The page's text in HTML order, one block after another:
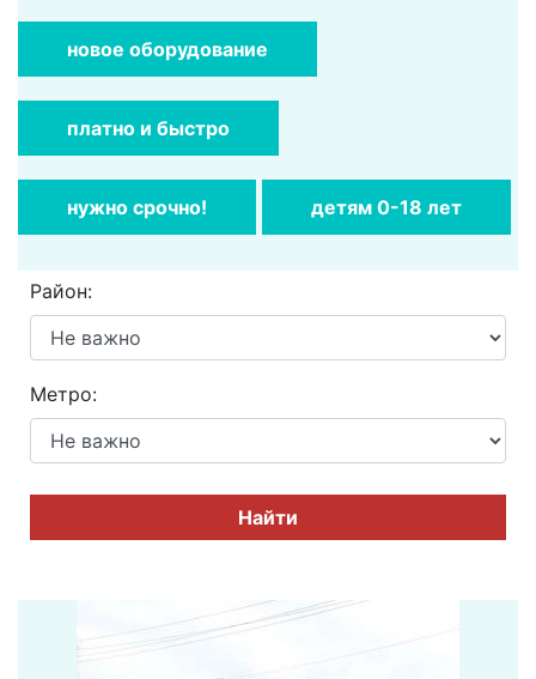
новое оборудование
платно и быстро
нужно cрочно! детям 0-18 лет
Район:
Метро:
Найти